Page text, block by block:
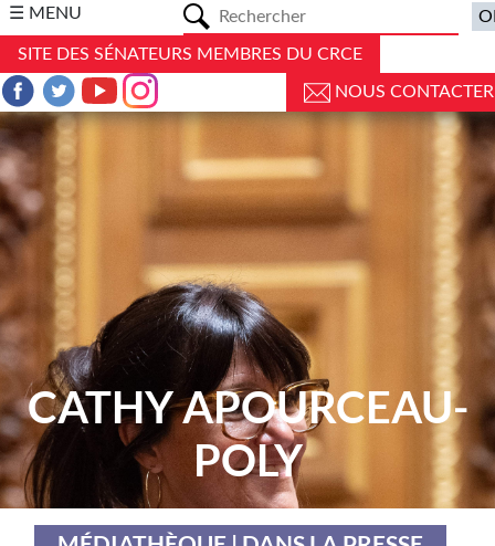
☰ MENU
SITE DES SÉNATEURS MEMBRES DU CRCE
NOUS CONTACTER
CATHY APOURCEAU-
POLY